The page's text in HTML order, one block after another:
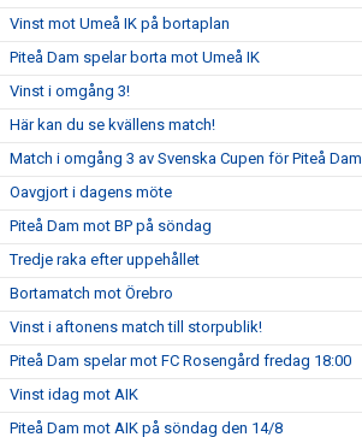
Vinst mot Umeå IK på bortaplan
Piteå Dam spelar borta mot Umeå IK
Vinst i omgång 3!
Här kan du se kvällens match!
Match i omgång 3 av Svenska Cupen för Piteå Dam
Oavgjort i dagens möte
Piteå Dam mot BP på söndag
Tredje raka efter uppehållet
Bortamatch mot Örebro
Vinst i aftonens match till storpublik!
Piteå Dam spelar mot FC Rosengård fredag 18:00
Vinst idag mot AIK
Piteå Dam mot AIK på söndag den 14/8